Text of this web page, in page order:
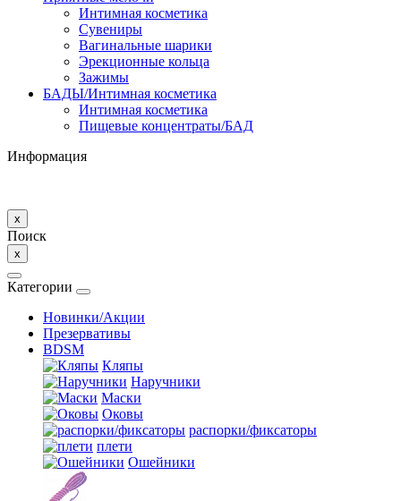
Интимная косметика
Сувениры
Вагинальные шарики
Эрекционные кольца
Зажимы
БАДЫ/Интимная косметика
Интимная косметика
Пищевые концентраты/БАД
Информация
x
Поиск
x
Категории
Новинки/Акции
Презервативы
BDSM
Кляпы
Наручники
Маски
Оковы
распорки/фиксаторы
плети
Ошейники